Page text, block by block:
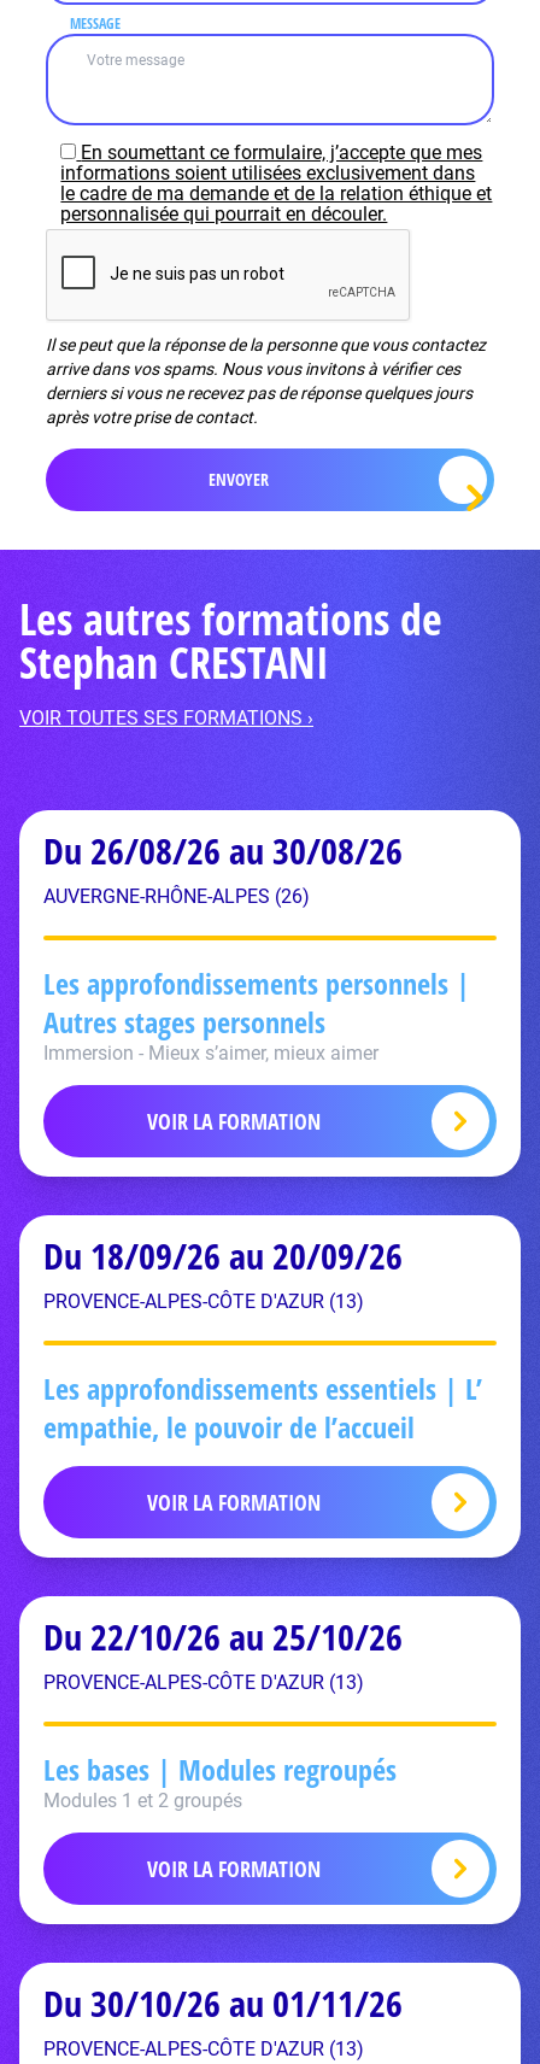
MESSAGE
En soumettant ce formulaire, j’accepte que mes
informations soient utilisées exclusivement dans
le cadre de ma demande et de la relation éthique et
personnalisée qui pourrait en découler.
Il se peut que la réponse de la personne que vous contactez
arrive dans vos spams. Nous vous invitons à vérifier ces
derniers si vous ne recevez pas de réponse quelques jours
après votre prise de contact.
Les autres formations de
Stephan CRESTANI
VOIR TOUTES SES FORMATIONS ›
Du 26/08/26 au 30/08/26
AUVERGNE-RHÔNE-ALPES (26)
Les approfondissements personnels |
Autres stages personnels
Immersion - Mieux s’aimer, mieux aimer
VOIR LA FORMATION
Du 18/09/26 au 20/09/26
PROVENCE-ALPES-CÔTE D'AZUR (13)
Les approfondissements essentiels | L’
empathie, le pouvoir de l’accueil
VOIR LA FORMATION
Du 22/10/26 au 25/10/26
PROVENCE-ALPES-CÔTE D'AZUR (13)
Les bases | Modules regroupés
Modules 1 et 2 groupés
VOIR LA FORMATION
Du 30/10/26 au 01/11/26
PROVENCE-ALPES-CÔTE D'AZUR (13)